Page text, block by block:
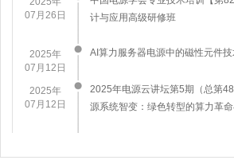
07月26日
计与应用高级研修班
2025年
07月12日
AI算力服务器电源中的磁性元件
2025年
07月12日
2025年电源云讲坛第5期（总第
源系统智变：绿色转型的算力革